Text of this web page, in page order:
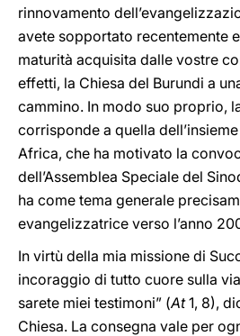
rinnovamento
avete sopportato recentemente
maturità acquisita dalle vostre
effetti, la Chiesa del Burundi a
cammino. In modo suo proprio,
corrisponde a quella
Africa, che ha motivato la
dell’Assemblea Speciale del
ha come tema generale
evangelizzatrice verso l’anno
In virtù della mia missione di
incoraggio di tutto cuore sulla
sarete miei testimoni” (At1, 8),
Chiesa. La consegna vale per